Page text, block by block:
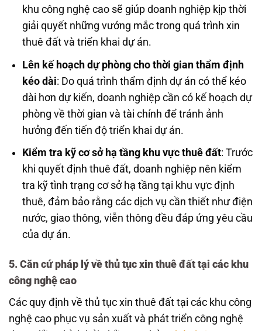
khu công nghệ cao sẽ giúp doanh nghiệp kịp thời
giải quyết những vướng mắc trong quá trình xin
thuê đất và triển khai dự án.
Lên kế hoạch dự phòng cho thời gian thẩm định
kéo dài: Do quá trình thẩm định dự án có thể kéo
dài hơn dự kiến, doanh nghiệp cần có kế hoạch dự
phòng về thời gian và tài chính để tránh ảnh
hưởng đến tiến độ triển khai dự án.
Kiểm tra kỹ cơ sở hạ tầng khu vực thuê đất: Trước
khi quyết định thuê đất, doanh nghiệp nên kiểm
tra kỹ tình trạng cơ sở hạ tầng tại khu vực định
thuê, đảm bảo rằng các dịch vụ cần thiết như điện
nước, giao thông, viễn thông đều đáp ứng yêu cầu
của dự án.
5. Căn cứ pháp lý về thủ tục xin thuê đất tại các khu
công nghệ cao
Các quy định về thủ tục xin thuê đất tại các khu công
nghệ cao phục vụ sản xuất và phát triển công nghệ